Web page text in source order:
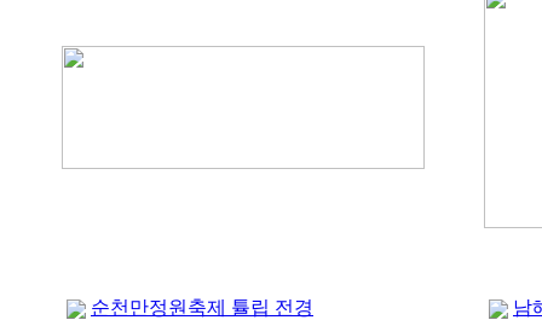
순천만정원축제 튤립 전경
남